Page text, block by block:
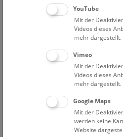
zugänglich. Ein sehr bedeutender
Probenentnahme für moderne
Untersuchungen (Geochemie,
Erzmikroskopie,
wird aber laufend für diese
internationalen Forscher*innen
Wir nehmen gerne Spenden von
YouTube
Mit der
Videos dieses
mehr dargestellt.
Vimeo
Mit der
Videos dieses
mehr dargestellt.
Google Maps
Mit der
werden keine
Website